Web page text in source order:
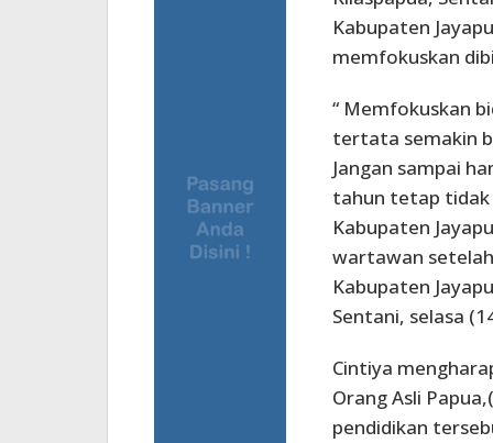
Kabupaten
memfokuskan
“ Memfokuskan
tertata semakin
Jangan sampai
tahun tetap tidak
Kabupaten
wartawan
Kabupaten
Sentani, selasa
Cintiya
Orang Asli
pendidikan